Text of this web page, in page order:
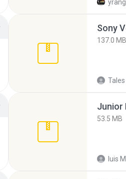
137.0 MB
Tales
53.5 MB
luis M.